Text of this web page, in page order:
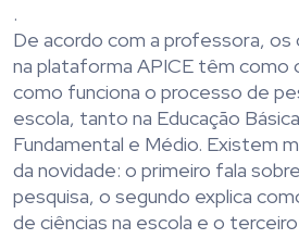
.
De acordo com a professora, os
na plataforma APICE têm
como funciona o processo de
escola, tanto na Educação
Fundamental e Médio. Existem
da novidade: o primeiro fala
pesquisa, o segundo explica
de ciências na escola e o